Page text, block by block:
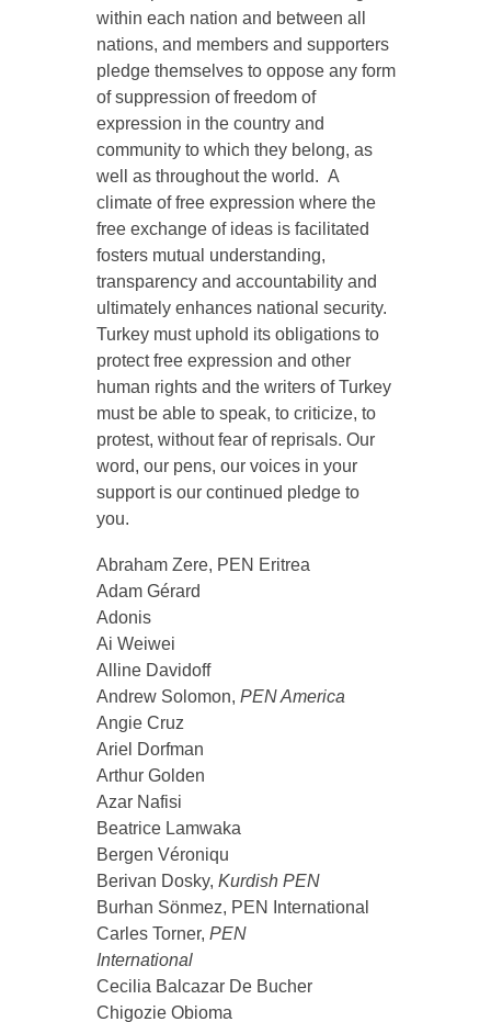
within each nation and between all
nations, and members and supporters
pledge themselves to oppose any form
of suppression of freedom of
expression in the country and
community to which they belong, as
well as throughout the world. A
climate of free expression where the
free exchange of ideas is facilitated
fosters mutual understanding,
transparency and accountability and
ultimately enhances national security.
Turkey must uphold its obligations to
protect free expression and other
human rights and the writers of Turkey
must be able to speak, to criticize, to
protest, without fear of reprisals. Our
word, our pens, our voices in your
support is our continued pledge to
you.
Abraham Zere, PEN Eritrea
Adam Gérard
Adonis
Ai Weiwei
Alline Davidoff
Andrew Solomon, PEN America
Angie Cruz
Ariel Dorfman
Arthur Golden
Azar Nafisi
Beatrice Lamwaka
Bergen Véroniqu
Berivan Dosky, Kurdish PEN
Burhan Sönmez, PEN International
Carles Torner, PEN
International
Cecilia Balcazar De Bucher
Chigozie Obioma